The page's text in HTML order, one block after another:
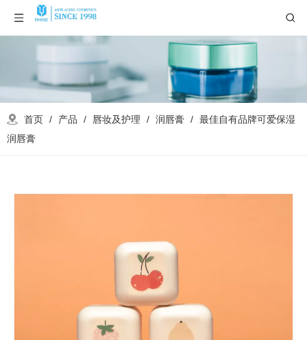
首页 / 产品 / 唇妆及护理 / 润唇膏 / 最佳自有品牌可爱保湿
润唇膏